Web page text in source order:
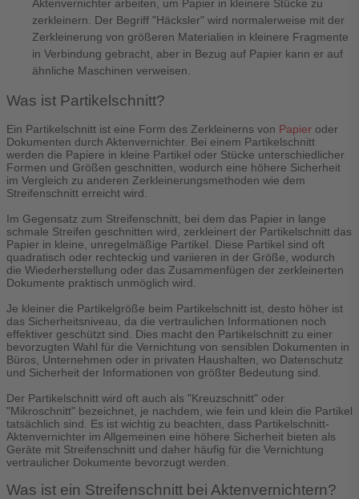
Aktenvernichter arbeiten, um Papier in kleinere Stücke zu
zerkleinern. Der Begriff "Häcksler" wird normalerweise mit der
Zerkleinerung von größeren Materialien in kleinere Fragmente
in Verbindung gebracht, aber in Bezug auf Papier kann er auf
ähnliche Maschinen verweisen.
Was ist Partikelschnitt?
Ein Partikelschnitt ist eine Form des Zerkleinerns von Papier oder
Dokumenten durch Aktenvernichter. Bei einem Partikelschnitt
werden die Papiere in kleine Partikel oder Stücke unterschiedlicher
Formen und Größen geschnitten, wodurch eine höhere Sicherheit
im Vergleich zu anderen Zerkleinerungsmethoden wie dem
Streifenschnitt erreicht wird.
Im Gegensatz zum Streifenschnitt, bei dem das Papier in lange
schmale Streifen geschnitten wird, zerkleinert der Partikelschnitt das
Papier in kleine, unregelmäßige Partikel. Diese Partikel sind oft
quadratisch oder rechteckig und variieren in der Größe, wodurch
die Wiederherstellung oder das Zusammenfügen der zerkleinerten
Dokumente praktisch unmöglich wird.
Je kleiner die Partikelgröße beim Partikelschnitt ist, desto höher ist
das Sicherheitsniveau, da die vertraulichen Informationen noch
effektiver geschützt sind. Dies macht den Partikelschnitt zu einer
bevorzugten Wahl für die Vernichtung von sensiblen Dokumenten in
Büros, Unternehmen oder in privaten Haushalten, wo Datenschutz
und Sicherheit der Informationen von größter Bedeutung sind.
Der Partikelschnitt wird oft auch als "Kreuzschnitt" oder
"Mikroschnitt" bezeichnet, je nachdem, wie fein und klein die Partikel
tatsächlich sind. Es ist wichtig zu beachten, dass Partikelschnitt-
Aktenvernichter im Allgemeinen eine höhere Sicherheit bieten als
Geräte mit Streifenschnitt und daher häufig für die Vernichtung
vertraulicher Dokumente bevorzugt werden.
Was ist ein Streifenschnitt bei Aktenvernichtern?